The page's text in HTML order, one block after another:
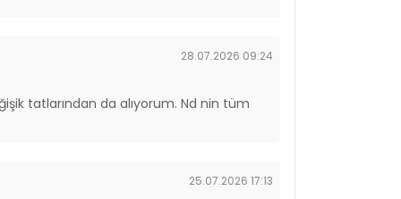
28.07.2026 09:24
tatlarından da alıyorum. Nd nin tüm
25.07.2026 17:13